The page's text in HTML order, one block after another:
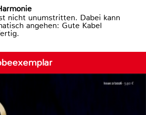
nicht unumstritten. Dabei kann
angehen: Gute Kabel